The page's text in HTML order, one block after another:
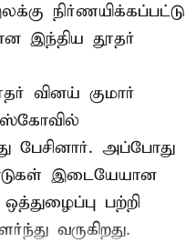
நிர்ணயிக்கப்பட்டு
இந்திய தூதர்
வினய் குமார்
பேசினார். அப்போது
இடையேயான
பற்றி
வருகிறது.